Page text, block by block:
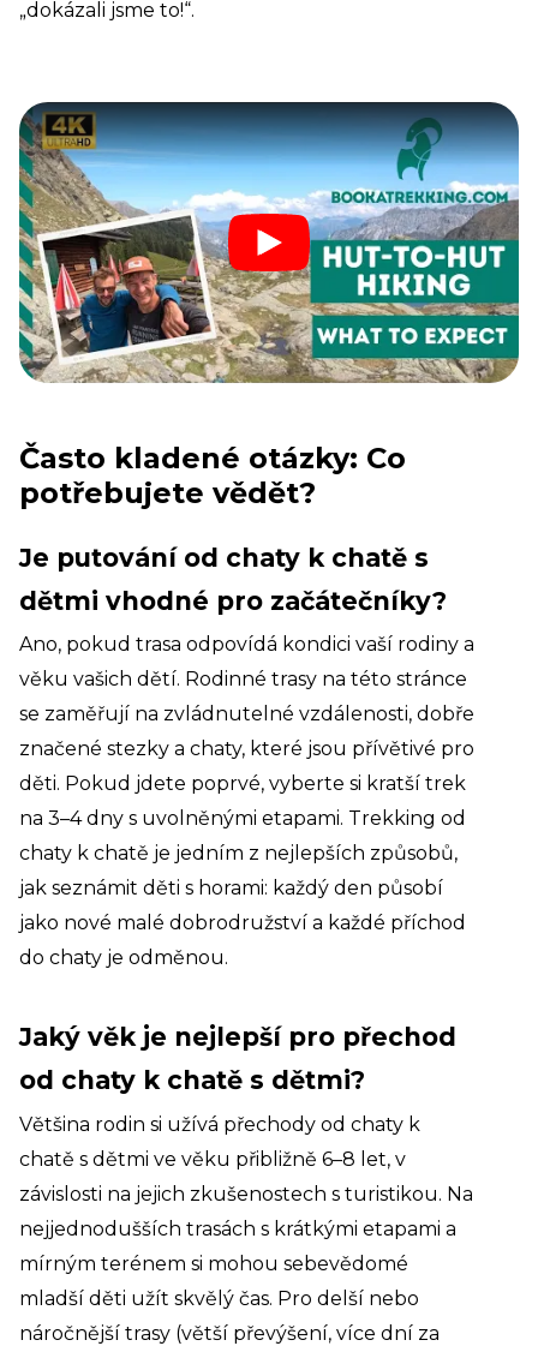
„dokázali jsme to!“.
Často kladené otázky: Co
potřebujete vědět?
Je putování od chaty k chatě s
dětmi vhodné pro začátečníky?
Ano, pokud trasa odpovídá kondici vaší rodiny a
věku vašich dětí. Rodinné trasy na této stránce
se zaměřují na zvládnutelné vzdálenosti, dobře
značené stezky a chaty, které jsou přívětivé pro
děti. Pokud jdete poprvé, vyberte si kratší trek
na 3–4 dny s uvolněnými etapami. Trekking od
chaty k chatě je jedním z nejlepších způsobů,
jak seznámit děti s horami: každý den působí
jako nové malé dobrodružství a každé příchod
do chaty je odměnou.
Jaký věk je nejlepší pro přechod
od chaty k chatě s dětmi?
Většina rodin si užívá přechody od chaty k
chatě s dětmi ve věku přibližně 6–8 let, v
závislosti na jejich zkušenostech s turistikou. Na
nejjednodušších trasách s krátkými etapami a
mírným terénem si mohou sebevědomé
mladší děti užít skvělý čas. Pro delší nebo
náročnější trasy (větší převýšení, více dní za